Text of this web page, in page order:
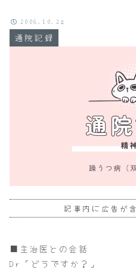
通院記録
2006.10.28
記事内に広告が
■主治医との会話
Dr「どうですか？」